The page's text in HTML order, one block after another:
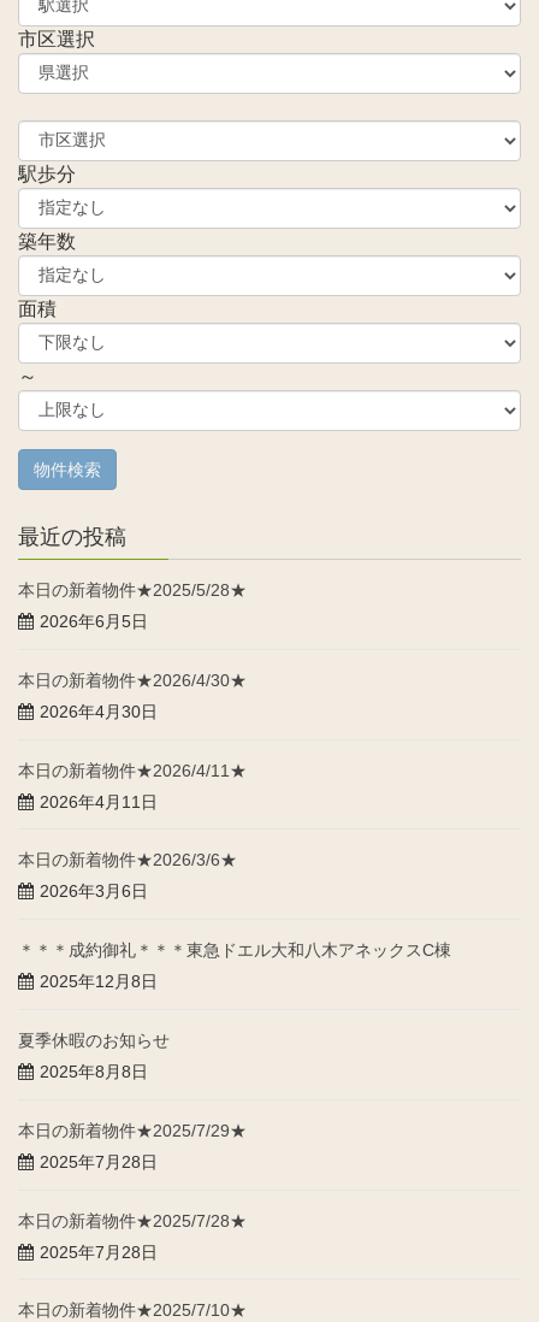
市区選択
駅歩分
築年数
面積
～
最近の投稿
本日の新着物件★2025/5/28★
2026年6月5日
本日の新着物件★2026/4/30★
2026年4月30日
本日の新着物件★2026/4/11★
2026年4月11日
本日の新着物件★2026/3/6★
2026年3月6日
＊＊＊成約御礼＊＊＊東急ドエル大和八木アネックスC棟
2025年12月8日
夏季休暇のお知らせ
2025年8月8日
本日の新着物件★2025/7/29★
2025年7月28日
本日の新着物件★2025/7/28★
2025年7月28日
本日の新着物件★2025/7/10★